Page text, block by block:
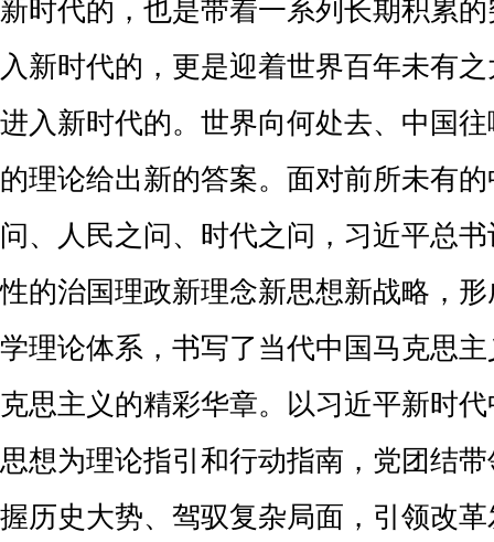
新时代的，也是带着一系列长期积累
入新时代的，更是迎着世界百年未有
进入新时代的。世界向何处去、中国
的理论给出新的答案。面对前所未有的
问、人民之问、时代之问 ， 习近平总书
性的治国理政新理念新思想新战略，
学理论体系， 书写了当代中国马克思
克思主义的精彩华章。 以习近平新时
思想为理论指引和行动指南，党团结
握历史大势、 驾驭复杂局面，引领改